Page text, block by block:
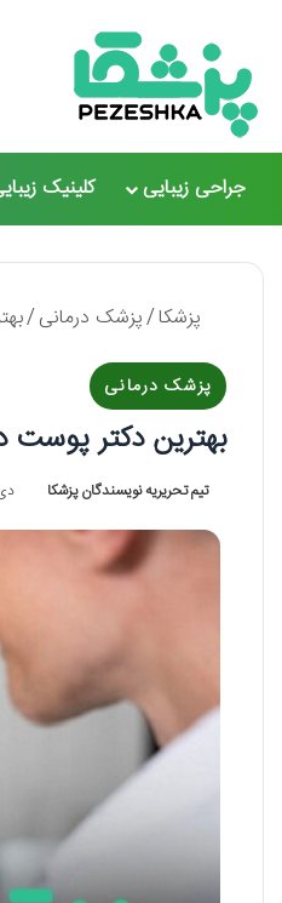
جراحی زیبایی کلینیک
پزشکا/پزشک درمانی/
پزشک درمانی
بهترین دکتر پوست در شیراز【
تیم تحریریه نویسندگان پزشکا دی 21,